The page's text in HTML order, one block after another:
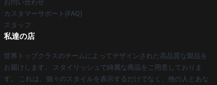
お問い合わせ
カスタマーサポート(FAQ)
スタッフ
私達の店
世界トップクラスのチームによってデザインされた高品質な製品を
お届けします。 スタイリッシュで綺麗な商品をご用意しておりま
す。 これは、個々のスタイルを表示するだけでなく、他の人とあな